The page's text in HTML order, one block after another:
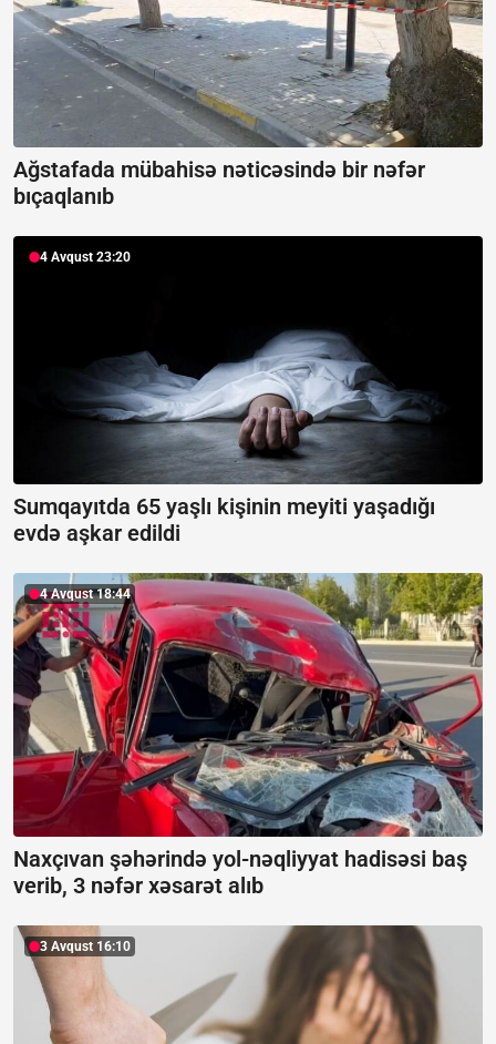
Ağstafada mübahisə nəticəsində bir nəfər
bıçaqlanıb
4 Avqust 23:20
Sumqayıtda 65 yaşlı kişinin meyiti yaşadığı
evdə aşkar edildi
4 Avqust 18:44
Naxçıvan şəhərində yol-nəqliyyat hadisəsi baş
verib, 3 nəfər xəsarət alıb
3 Avqust 16:10